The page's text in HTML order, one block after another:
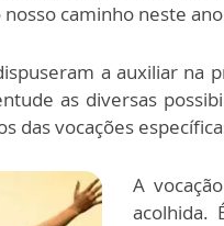
caminho neste
a auxiliar na
as diversas
das vocações
A
acolhida.